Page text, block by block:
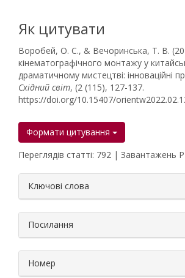
Як цитувати
Воробей, О. С., & Вечоринська, Т. В.
кінематографічного монтажу у
драматичному мистецтві: інноваційні
Східний світ, (2 (115), 127-137.
https://doi.org/10.15407/
Формати цитування
Переглядів статті: 792 | Завантажень
Ключові слова
Посилання
Номер